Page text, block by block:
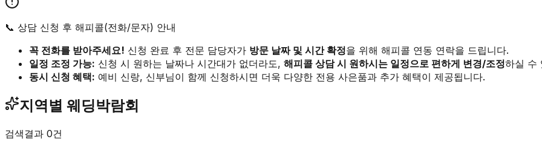
📞 상담 신청 후 해피콜(전화/문자) 안내
꼭 전화를 받아주세요! 신청 완료 후 전문 담당자가 방문 날짜 및 시간 확정을 위해 해피콜 연동 연락을 드립니다.
일정 조정 가능: 신청 시 원하는 날짜나 시간대가 없더라도, 해피콜 상담 시 원하시는 일정으로 편하게 변경/조정하실 수
동시 신청 혜택: 예비 신랑, 신부님이 함께 신청하시면 더욱 다양한 전용 사은품과 추가 혜택이 제공됩니다.
지역별 웨딩박람회
검색결과 0건